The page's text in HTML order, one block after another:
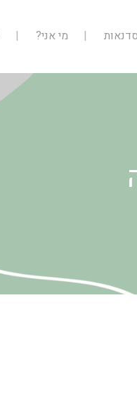
מי אני?